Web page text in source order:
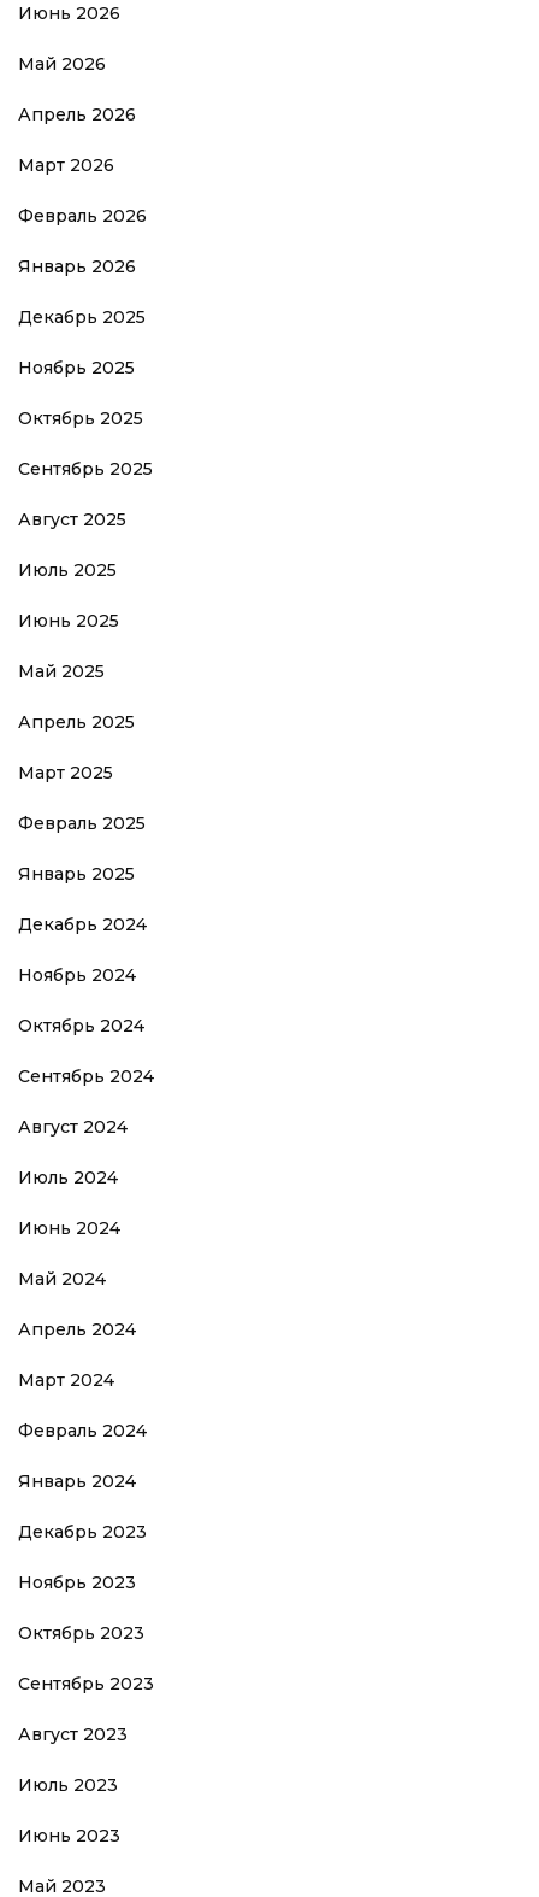
Июнь 2026
Май 2026
Апрель 2026
Март 2026
Февраль 2026
Январь 2026
Декабрь 2025
Ноябрь 2025
Октябрь 2025
Сентябрь 2025
Август 2025
Июль 2025
Июнь 2025
Май 2025
Апрель 2025
Март 2025
Февраль 2025
Январь 2025
Декабрь 2024
Ноябрь 2024
Октябрь 2024
Сентябрь 2024
Август 2024
Июль 2024
Июнь 2024
Май 2024
Апрель 2024
Март 2024
Февраль 2024
Январь 2024
Декабрь 2023
Ноябрь 2023
Октябрь 2023
Сентябрь 2023
Август 2023
Июль 2023
Июнь 2023
Май 2023